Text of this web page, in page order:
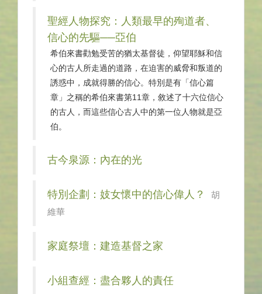
聖經人物探究：人類最早的殉道者、
信心的先驅──亞伯
希伯來書勸勉受苦的猶太基督徒，仰望耶穌和信
心的古人所走過的道路，在迫害的威脅和叛道的
誘惑中，成就得勝的信心。特別是有「信心篇
章」之稱的希伯來書第11章，敘述了十六位信心
的古人，而這些信心古人中的第一位人物就是亞
伯。
古今泉源：內在的光
特別企劃：妓女懷中的信心偉人？ 胡
維華
家庭祭壇：建造基督之家
小組查經：盡合夥人的責任